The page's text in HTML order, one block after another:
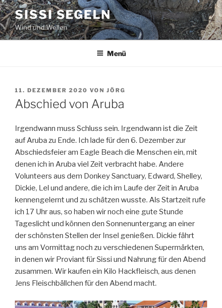
Zum
Inhalt
springen
SISSI SEGELN
Wind und Wellen
Menü
VERÖFFENTLICHT
AM
11. DEZEMBER 2020 VON JÖRG
Abschied von Aruba
Irgendwann muss Schluss sein. Irgendwann ist die Zeit
auf Aruba zu Ende. Ich lade für den 6. Dezember zur
Abschiedsfeier am Eagle Beach die Menschen ein, mit
denen ich in Aruba viel Zeit verbracht habe. Andere
Volunteers aus dem Donkey Sanctuary, Edward, Shelley,
Dickie, Lel und andere, die ich im Laufe der Zeit in Aruba
kennengelernt und zu schätzen wusste. Als Startzeit rufe
ich 17 Uhr aus, so haben wir noch eine gute Stunde
Tageslicht und können den Sonnenuntergang an einer
der schönsten Stellen der Insel genießen. Dickie fährt
uns am Vormittag noch zu verschiedenen Supermärkten,
in denen wir Proviant für Sissi und Nahrung für den Abend
zusammen. Wir kaufen ein Kilo Hackfleisch, aus denen
Jens Fleischbällchen für den Abend macht.